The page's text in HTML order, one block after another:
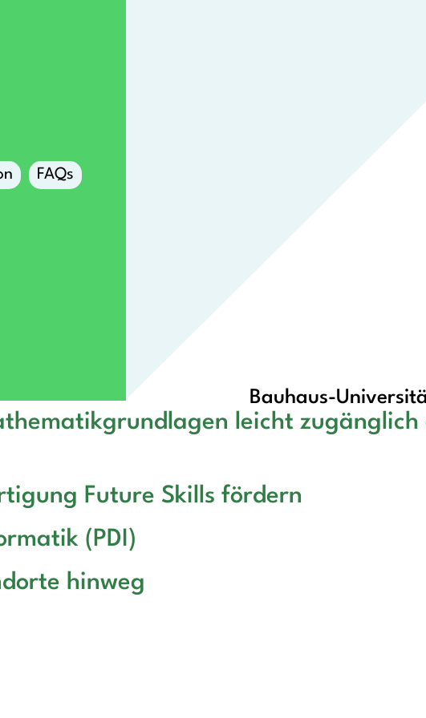
FAQs
Bauhaus-
leicht zugänglich
Future Skills fördern
(PDI)
hinweg